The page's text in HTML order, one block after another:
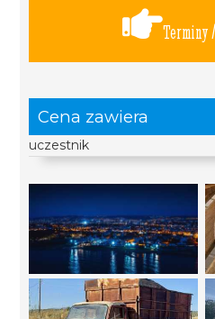
Terminy
Cena zawiera
uczestnik